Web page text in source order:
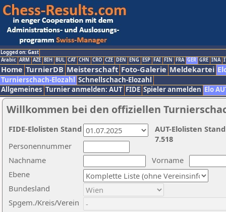
Logged on: Gast
Arabic ARM AZE BIH BUL CAT CHN CRO CZE DEN ENG ESP FAI FIN FRA GER GRE INA
Home TurnierDB Meisterschaft Foto-Galerie Meldekartei
Turnierschach-Elozahl Schnellschach-Elozahl
Allgemeines Turnier anmelden: AUT FIDE Spieler anmelden Elo
Willkommen bei den offiziellen
Nachname
Vorname
Ebene
Personennummer
Bundesland
Spgem./Kreis/Verein
AUT-Elolisten
7.518
FIDE-Elolisten Stand